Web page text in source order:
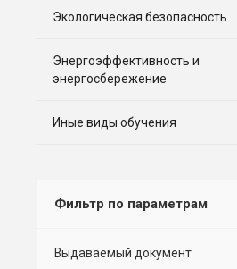
Экологическая безопасность
Энергоэффективность и
энергосбережение
Иные виды обучения
Фильтр по параметрам
Выдаваемый документ